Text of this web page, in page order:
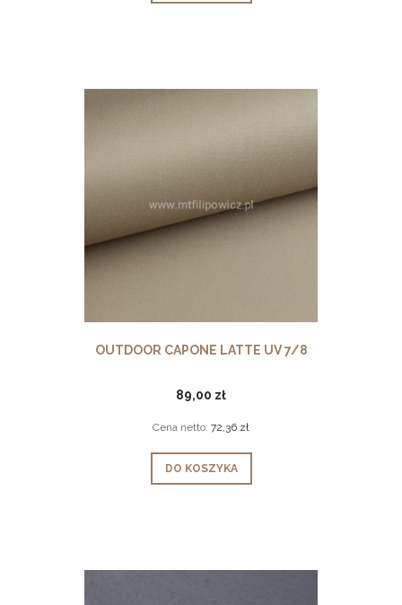
OUTDOOR CAPONE LATTE UV 7/8
89,00 zł
Cena netto: 72,36 zł
DO KOSZYKA